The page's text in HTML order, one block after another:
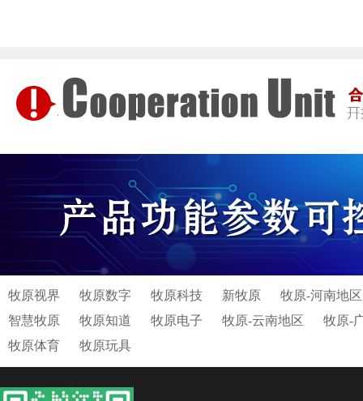
牧原视界 牧原数字 牧原科技 新牧原
牧原-河南地区
智慧牧原
牧原知道 牧原电子 牧原-云南地区
牧原-
牧原体育
牧原玩具